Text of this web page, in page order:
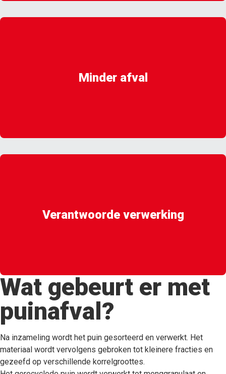
Minder afval
Verantwoorde verwerking
Wat gebeurt er met
puinafval?
Na inzameling wordt het puin gesorteerd en verwerkt. Het
materiaal wordt vervolgens gebroken tot kleinere fracties en
gezeefd op verschillende korrelgroottes.